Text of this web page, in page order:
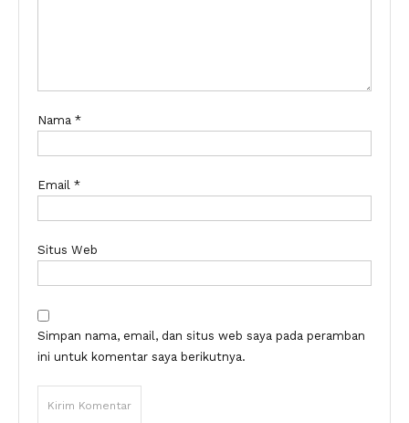
Nama *
Email *
Situs Web
Simpan nama, email, dan situs web saya pada peramban
ini untuk komentar saya berikutnya.